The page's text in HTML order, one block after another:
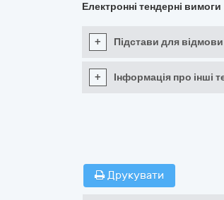
Електронні тендерні вимоги
+ Підстави для відмови
+ Інформація про інші
Друкувати